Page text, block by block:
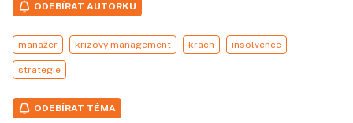
ODEBÍRAT AUTORKU
manažer krizový management krach insolvence
strategie
ODEBÍRAT TÉMA